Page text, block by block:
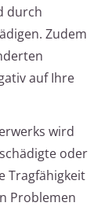
durch
Zudem
auf Ihre
wird
oder
Tragfähigkeit
Problemen